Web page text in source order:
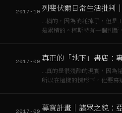
望能夠號召跨領…
2017-10
…積的，因為消耗掉了，但是
是累積的。柯斯特有一個判
subsumpt…
2017-09 真正的「地下」書店：
…真的是很殘酷的現實，因為
所以在這樣的情形下，他要
生存，這個是最難的，這是
2017-09 募資計畫｜諸眾之貌：